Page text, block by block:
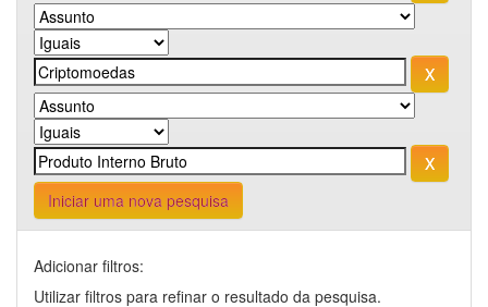
Iniciar uma nova pesquisa
Adicionar filtros:
Utilizar filtros para refinar o resultado da pesquisa.